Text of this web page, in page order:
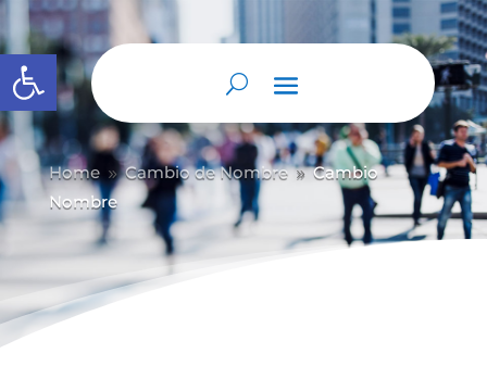
Abrir barra de herramientas
Home 9 Cambio de Nombre 9 Cambio
Nombre